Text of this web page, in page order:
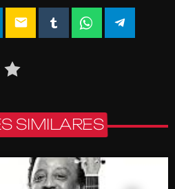
email
SIMILARES